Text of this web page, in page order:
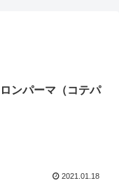
ンパーマ（コテパ
2021.01.18